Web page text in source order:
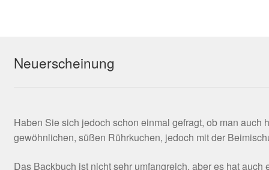
Neuerscheinung
Haben Sie sich jedoch schon einmal gefragt, ob man
gewöhnlichen, süßen Rührkuchen, jedoch mit der
Das Backbuch ist nicht sehr umfangreich, aber es hat